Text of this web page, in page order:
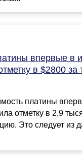
впервые в
в $2800 за
платины
отметку в 2,9
Это следует из